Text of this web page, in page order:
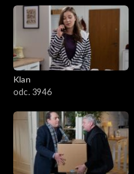
Klan
odc. 3946